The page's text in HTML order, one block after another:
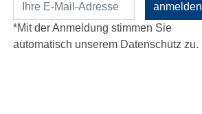
anmelden
*Mit der Anmeldung stimmen Sie
automatisch unserem Datenschutz zu.